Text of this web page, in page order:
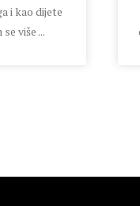
i kao dijete
više ...